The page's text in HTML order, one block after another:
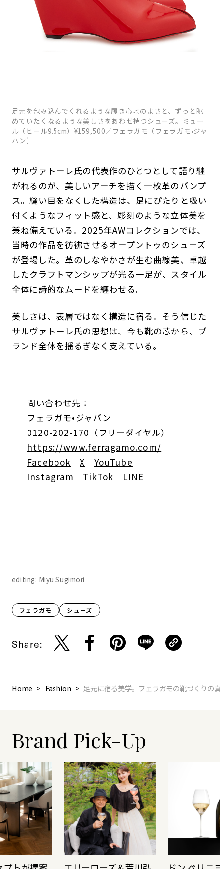
足元を包み込んでくれるような履き心地のよさと、ずっと眺
めていたくなるような美しさをあわせ持つシューズ。ミュー
ル（ヒール9.5cm）¥159,500／フェラガモ（フェラガモ•ジャ
パン）
サルヴァトーレ氏の代表作のひとつとして語り継
がれるのが、美しいアーチを描く一枚革のパンプ
ス。縫い目をなくした構造は、足にぴたりと吸い
付くようなフィット感と、彫刻のような立体美を
兼ね備えている。2025年AWコレクションでは、
当時の作品を彷彿させるオープントゥのシューズ
が登場した。革のしなやかさが生む曲線美、卓越
したクラフトマンシップが光る一足が、スタイル
全体に詩的なムードを纏わせる。
美しさは、表層ではなく構造に宿る。そう信じた
サルヴァトーレ氏の思想は、今も靴の芯から、ブ
ランド全体を揺るぎなく支えている。
問い合わせ先：
フェラガモ•ジャパン
0120-202-170（フリーダイヤル）
https://www.ferragamo.com/
Facebook
X
YouTube
Instagram
TikTok LINE
editing: Miyu Sugimori
フェラガモ シューズ
Share:
Home Fashion 足元に宿る美学。フェラガモの靴づくりの
Brand Pick-Up